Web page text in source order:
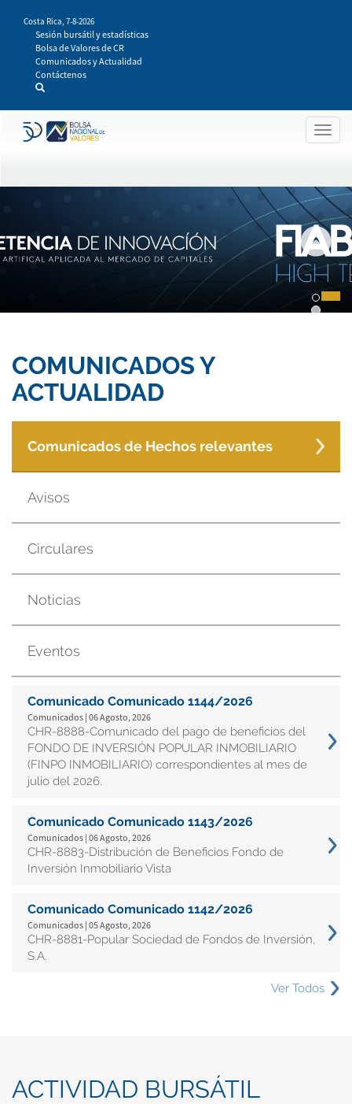
contenido
principal
Costa Rica, 7-8-2026
Sesión bursátil y estadísticas
Bolsa de Valores de CR
Comunicados y Actualidad
Contáctenos
COMUNICADOS Y
ACTUALIDAD
Comunicados de Hechos relevantes
Avisos
Circulares
Noticias
Eventos
Comunicado Comunicado 1144/2026
Comunicados | 06 Agosto, 2026
CHR-8888-Comunicado del pago de beneficios del
FONDO DE INVERSIÓN POPULAR INMOBILIARIO
(FINPO INMOBILIARIO) correspondientes al mes de
julio del 2026.
Comunicado Comunicado 1143/2026
Comunicados | 06 Agosto, 2026
CHR-8883-Distribución de Beneficios Fondo de
Inversión Inmobiliario Vista
Comunicado Comunicado 1142/2026
Comunicados | 05 Agosto, 2026
CHR-8881-Popular Sociedad de Fondos de Inversión,
S.A.
Ver Todos
ACTIVIDAD BURSÁTIL